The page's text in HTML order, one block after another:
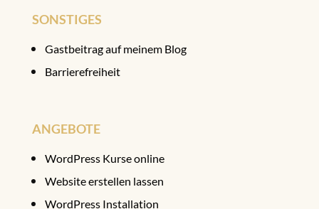
SONSTIGES
Gastbeitrag auf meinem Blog
Barrierefreiheit
ANGEBOTE
WordPress Kurse online
Website erstellen lassen
WordPress Installation